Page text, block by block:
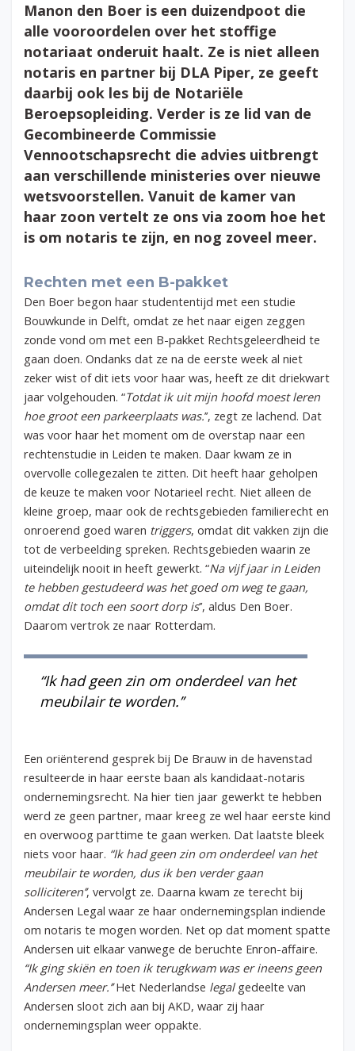
Manon den Boer is een duizendpoot die
alle vooroordelen over het stoffige
notariaat onderuit haalt. Ze is niet alleen
notaris en partner bij DLA Piper, ze geeft
daarbij ook les bij de Notariële
Beroepsopleiding. Verder is ze lid van de
Gecombineerde Commissie
Vennootschapsrecht die advies uitbrengt
aan verschillende ministeries over nieuwe
wetsvoorstellen. Vanuit de kamer van
haar zoon vertelt ze ons via zoom hoe het
is om notaris te zijn, en nog zoveel meer.
Rechten met een B-pakket
Den Boer begon haar studententijd met een studie
Bouwkunde in Delft, omdat ze het naar eigen zeggen
zonde vond om met een B-pakket Rechtsgeleerdheid te
gaan doen. Ondanks dat ze na de eerste week al niet
zeker wist of dit iets voor haar was, heeft ze dit driekwart
jaar volgehouden. “Totdat ik uit mijn hoofd moest leren
hoe groot een parkeerplaats was.’’, zegt ze lachend. Dat
was voor haar het moment om de overstap naar een
rechtenstudie in Leiden te maken. Daar kwam ze in
overvolle collegezalen te zitten. Dit heeft haar geholpen
de keuze te maken voor Notarieel recht. Niet alleen de
kleine groep, maar ook de rechtsgebieden familierecht en
onroerend goed waren triggers, omdat dit vakken zijn die
tot de verbeelding spreken. Rechtsgebieden waarin ze
uiteindelijk nooit in heeft gewerkt. “Na vijf jaar in Leiden
te hebben gestudeerd was het goed om weg te gaan,
omdat dit toch een soort dorp is’’, aldus Den Boer.
Daarom vertrok ze naar Rotterdam.
“Ik had geen zin om onderdeel van het
meubilair te worden.’’
Een oriënterend gesprek bij De Brauw in de havenstad
resulteerde in haar eerste baan als kandidaat-notaris
ondernemingsrecht. Na hier tien jaar gewerkt te hebben
werd ze geen partner, maar kreeg ze wel haar eerste kind
en overwoog parttime te gaan werken. Dat laatste bleek
niets voor haar. “Ik had geen zin om onderdeel van het
meubilair te worden, dus ik ben verder gaan
solliciteren’’, vervolgt ze. Daarna kwam ze terecht bij
Andersen Legal waar ze haar ondernemingsplan indiende
om notaris te mogen worden. Net op dat moment spatte
Andersen uit elkaar vanwege de beruchte Enron-affaire.
“Ik ging skiën en toen ik terugkwam was er ineens geen
Andersen meer.’’Het Nederlandse legal gedeelte van
Andersen sloot zich aan bij AKD, waar zij haar
ondernemingsplan weer oppakte.